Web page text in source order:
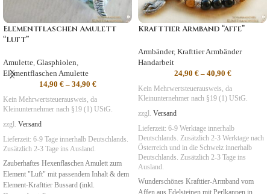
Elementflaschen Amulett
“Luft”
Amulette Glasphiolen
Elementflaschen Amulette
14,90 €– 34,90 €
Kein Mehrwertsteuerausweis, da
Kleinunternehmer nach §19 (1) UStG.
zzgl. Versand
Lieferzeit: 6-9 Tage innerhalb Deutschlands.
Zusätzlich 2-3 Tage ins Ausland.
Zauberhaftes Hexenflaschen Amulett zum
Element "Luft" mit passendem Inhalt & dem
Element-Krafttier Bussard (inkl.
Krafttier Armband “Affe”
Armbänder, Krafttier Armbänder
Handarbeit
24,90 €– 40,90 €
Kein Mehrwertsteuerausweis, da
Kleinunternehmer nach §19 (1) UStG.
zzgl. Versand
Lieferzeit: 6-9 Werktage innerhalb
Deutschlands. Zusätzlich 2-3 Werktage nach
Österreich und in die Schweiz innerhalb
Deutschlands. Zusätzlich 2-3 Tage ins
Ausland.
Wunderschönes Krafttier-Armband vom
Affen aus Edelsteinen mit Perlkappen in